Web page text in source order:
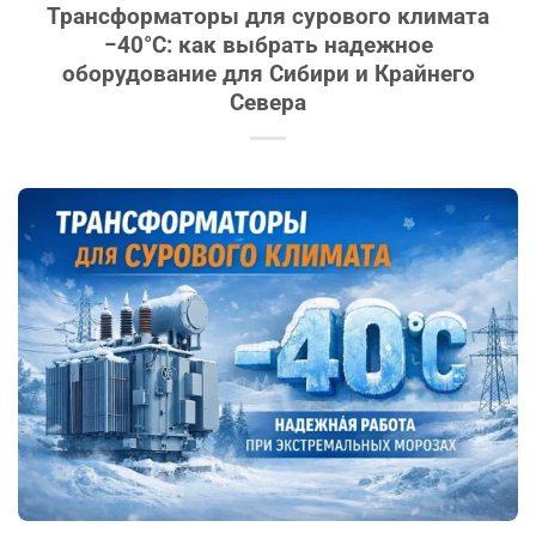
Трансформаторы для сурового климата
−40°C: как выбрать надежное
оборудование для Сибири и Крайнего
Севера